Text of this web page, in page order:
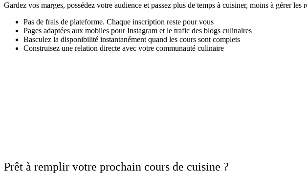
Gardez vos marges, possédez votre audience et passez plus de temps à cuisiner, moins à gérer les
Pas de frais de plateforme. Chaque inscription reste pour vous
Pages adaptées aux mobiles pour Instagram et le trafic des blogs culinaires
Basculez la disponibilité instantanément quand les cours sont complets
Construisez une relation directe avec votre communauté culinaire
Prêt à remplir votre prochain cours de cuisine ?